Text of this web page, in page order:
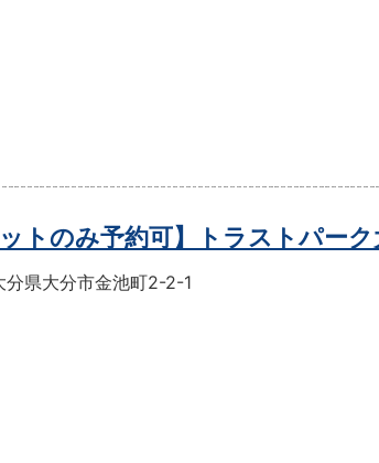
トのみ予約可】トラストパーク
分県大分市金池町2-2-1